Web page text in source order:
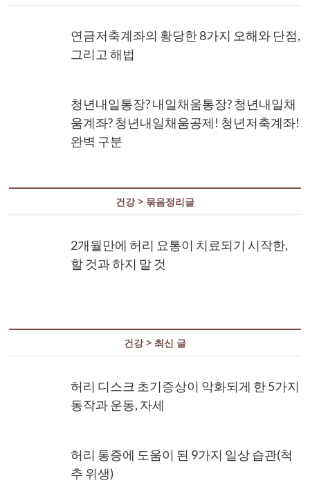
연금저축계좌의 황당한 8가지 오해와 단점,
그리고 해법
청년내일통장? 내일채움통장? 청년내일채
움계좌? 청년내일채움공제! 청년저축계좌!
완벽 구분
건강 > 묶음정리글
2개월만에 허리 요통이 치료되기 시작한,
할 것과 하지 말 것
건강 > 최신 글
허리 디스크 초기증상이 악화되게 한 5가지
동작과 운동, 자세
허리 통증에 도움이 된 9가지 일상 습관(척
추 위생)